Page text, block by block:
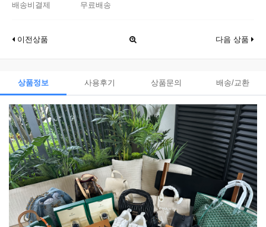
배송비결제
무료배송
이전상품 다음 상품
상품정보 사용후기 상품문의 배송/교환